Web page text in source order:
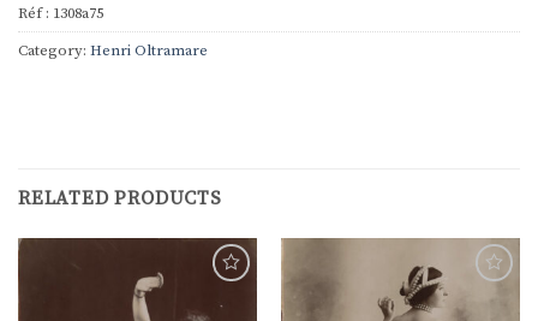
Réf : 1308a75
Category: Henri Oltramare
RELATED PRODUCTS
Ajouter